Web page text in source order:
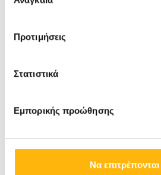
Προτιμήσεις
Στατιστικά
Εμπορικής προώθησης
Να
Η συμμετοχή και
είναι δωρεάν και θα δοθεί
συμμετοχής σε όλους τους